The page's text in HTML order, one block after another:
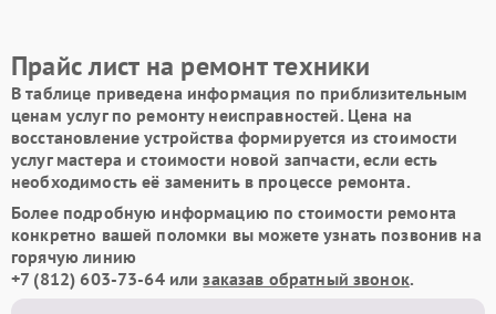
Прайс лист на ремонт техники
В таблице приведена информация по приблизительным
ценам услуг по ремонту неисправностей. Цена на
восстановление устройства формируется из стоимости
услуг мастера и стоимости новой запчасти, если есть
необходимость её заменить в процессе ремонта.
Более подробную информацию по стоимости ремонта
конкретно вашей поломки вы можете узнать позвонив на
горячую линию
+7 (812) 603-73-64илизаказав обратный звонок.